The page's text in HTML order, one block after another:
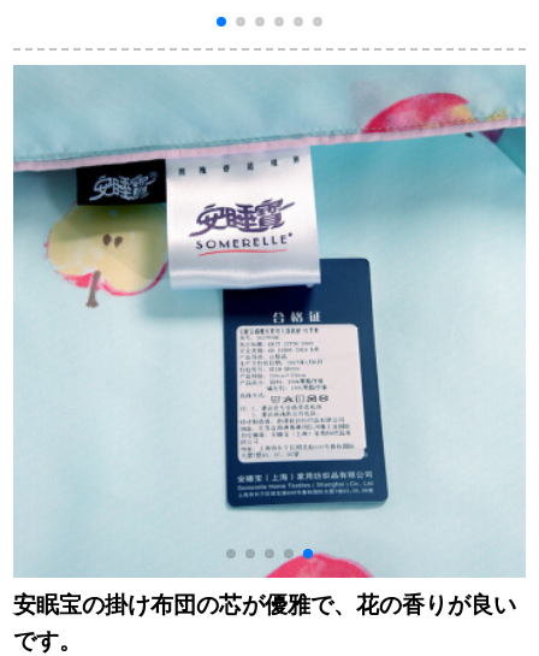
した真綿です。
冬ダブル冬は芯にせ
せぃベベルジュン
ベト色ラダム200*230
安眠宝の掛け布団の芯が優雅で、花の香りが良い
です。